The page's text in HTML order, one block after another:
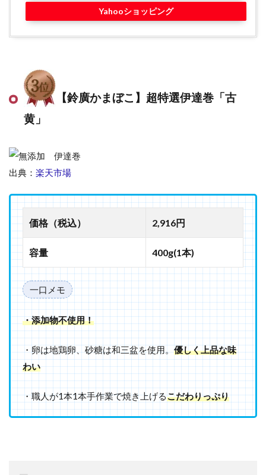
Yahooショッピング
【鈴廣かまぼこ】超特選伊達巻「古
黄」
出典： 楽天市場
価格（税込） 2,916円
容量 400g(1本)
一口メモ
・添加物不使用！
・卵は地鶏卵、砂糖は和三盆を使用。優しく上品な味
わい
・職人が1本1本手作業で焼き上げるこだわりっぷり